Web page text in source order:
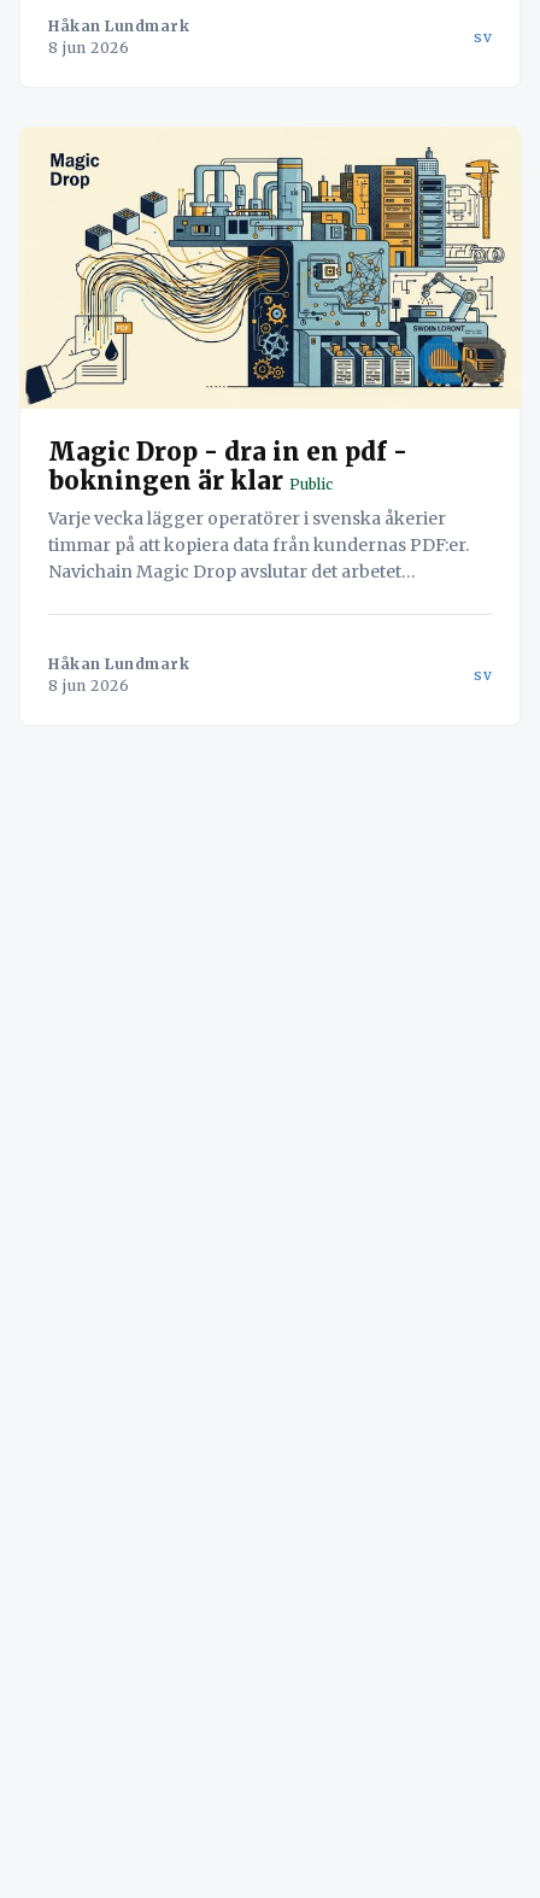
direkt i arbetsflödet.
Håkan Lundmark
8 jun 2026
sv
Magic Drop - dra in en pdf -
bokningen är klar Public
Varje vecka lägger operatörer i svenska åkerier
timmar på att kopiera data från kundernas PDF:er.
Navichain Magic Drop avslutar det arbetet
Håkan Lundmark
8 jun 2026
sv